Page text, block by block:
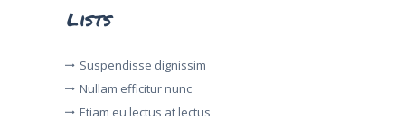
Lists
Suspendisse dignissim
Nullam efficitur nunc
Etiam eu lectus at lectus